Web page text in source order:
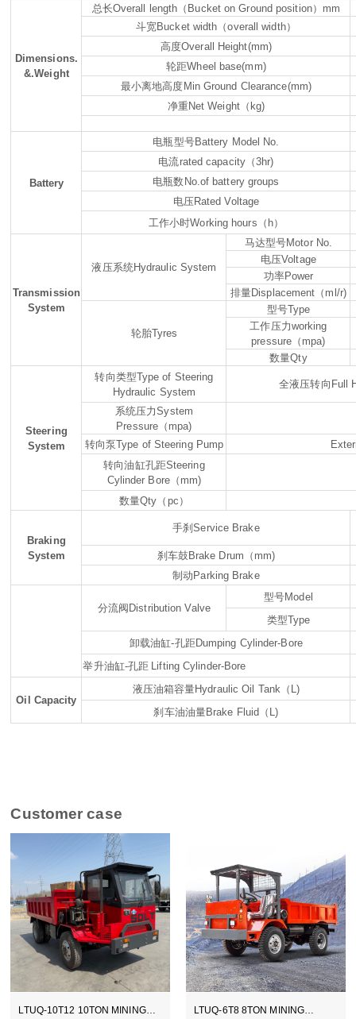
Dimensions.
&.Weight
总长Overall length （ Bucket on Ground position） mm
斗宽Bucket width （overall width）
高度Overall Height(mm)
轮距Wheel base(mm)
最小离地高度 Min Ground Clearance(mm)
净重 Net Weight（ kg)
Battery
电瓶型号Battery Model No.
电流rated capacity（3hr)
电瓶数 No.of battery groups
电压Rated Voltage
工作小时Working hours （ h）
Transmission
System
液压系统 Hydraulic System
马达型号Motor No.
电压Voltage
功率Power
排量Displacement （ ml/r)
轮胎Tyres
型号Type
工作压力working
pressure （ mpa)
数量Qty
Steering
System
转向类型Type of Steering
Hydraulic System
全液压转向 Full
系统压力System
Pressure （ mpa)
转向泵Type of Steering Pump
转向油缸孔距Steering
Cylinder Bore（ mm)
数量Qty （ pc ）
Braking
System
手刹Service Brake
刹车鼓Brake Drum （ mm)
制动 Parking Brake
分流阀 Distribution Valve
型号Model
类型Type
卸载油缸-孔距Dumping Cylinder-Bore
举升油缸-孔距 Lifting Cylinder-Bore
Oil Capacity
液压油箱容量Hydraulic Oil Tank （ L)
刹车油油量Brake Fluid （ L)
Customer case
LTUQ-6T8 8TON MINING
LTCY-3.0E 6TON ELECTICAL